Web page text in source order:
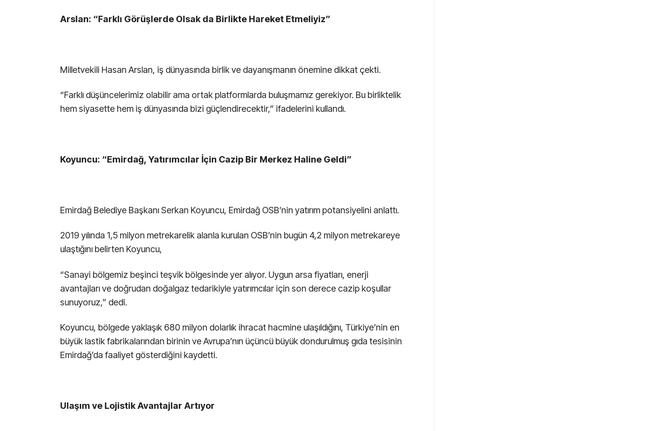
Arslan: “Farklı Görüşlerde Olsak da Birlikte Hareket Etmeliyiz”
Milletvekili Hasan Arslan, iş dünyasında birlik ve dayanışmanın önemine dikkat çekti.
“Farklı düşüncelerimiz olabilir ama ortak platformlarda buluşmamız gerekiyor. Bu birliktelik
hem siyasette hem iş dünyasında bizi güçlendirecektir,” ifadelerini kullandı.
Koyuncu: “Emirdağ, Yatırımcılar İçin Cazip Bir Merkez Haline Geldi”
Emirdağ Belediye Başkanı Serkan Koyuncu, Emirdağ OSB’nin yatırım potansiyelini anlattı.
2019 yılında 1,5 milyon metrekarelik alanla kurulan OSB’nin bugün 4,2 milyon metrekareye
ulaştığını belirten Koyuncu,
“Sanayi bölgemiz beşinci teşvik bölgesinde yer alıyor. Uygun arsa fiyatları, enerji
avantajları ve doğrudan doğalgaz tedarikiyle yatırımcılar için son derece cazip koşullar
sunuyoruz,” dedi.
Koyuncu, bölgede yaklaşık 680 milyon dolarlık ihracat hacmine ulaşıldığını, Türkiye’nin en
büyük lastik fabrikalarından birinin ve Avrupa’nın üçüncü büyük dondurulmuş gıda tesisinin
Emirdağ’da faaliyet gösterdiğini kaydetti.
Ulaşım ve Lojistik Avantajlar Artıyor